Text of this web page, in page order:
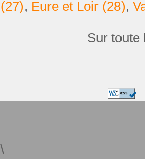
(27), Eure et Loir (28),
Sur toute
\